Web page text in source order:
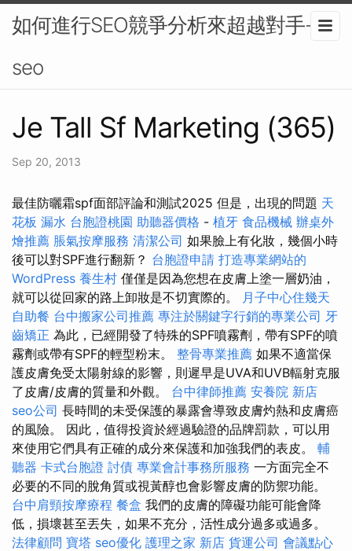
如何進行SEO競爭分析來超越對手-
seo
Je Tall Sf Marketing (365)
Sep 20, 2013
最佳防曬霜spf面部評論和測試2025 但是，出現的問題 天
花板 漏水 台胞證桃園 助聽器價格 - 植牙 食品機械 辦桌外
燴推薦 脹氣按摩服務 清潔公司 如果臉上有化妝，幾個小時
後可以對SPF進行翻新？ 台胞證申請 打造專業網站的
WordPress 養生村 僅僅是因為您想在皮膚上塗一層奶油，
就可以從回家的路上卸妝是不切實際的。 月子中心住幾天
自助餐 台中搬家公司推薦 專注於關鍵字行銷的專業公司 牙
齒矯正 為此，已經開發了特殊的SPF噴霧劑，帶有SPF的噴
霧劑或帶有SPF的輕型粉末。 整骨專業推薦 如果不適當保
護皮膚免受太陽射線的影響，則遲早是UVA和UVB輻射克服
了皮膚/皮膚的質量和外觀。 台中律師推薦 安養院 新店
seo公司 長時間的未受保護的暴露會導致皮膚灼熱和皮膚癌
的風險。 因此，值得投資於經過驗證的品牌罰款，可以用
來使用它們具有正確的成分來保護和加強我們的表皮。 輔
聽器 卡式台胞證 討債 專業會計事務所服務 一方面完全不
必要的不​​同的脫角質或視黃醇也會影響皮膚的防禦功能。
台中肩頸按摩療程 餐盒 我們的皮膚的障礙功能可能會降
低，損壞甚至丟失，如果不充分，活性成分過多或過多。
法律顧問 寶塔 seo優化 護理之家 新店 貨運公司 會議點心